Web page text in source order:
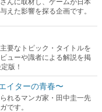
えた影響を探る企画です。
要なトピック・タイトルを
ューや識者による解説を掲
版！
イターの青春〜
れるマンガ家・田中圭一先
です。